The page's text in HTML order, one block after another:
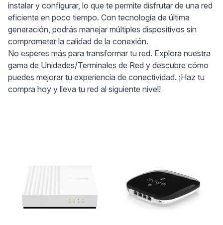
instalar y configurar, lo que te permite disfrutar de una red
eficiente en poco tiempo. Con tecnología de última
generación, podrás manejar múltiples dispositivos sin
comprometer la calidad de la conexión.
No esperes más para transformar tu red. Explora nuestra
gama de Unidades/Terminales de Red y descubre cómo
puedes mejorar tu experiencia de conectividad. ¡Haz tu
compra hoy y lleva tu red al siguiente nivel!